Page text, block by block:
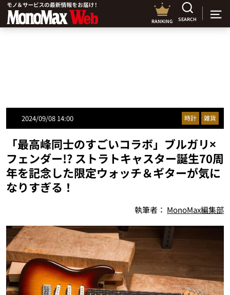
RANKING SEARCH
2024/09/08 14:00 時計 雑貨
「最高峰同士のすごいコラボ」ブルガリ×
フェンダー!? ストラトキャスター誕生70周
年を記念した限定ウォッチ＆ギターが気に
なりすぎる！
執筆者： MonoMax編集部